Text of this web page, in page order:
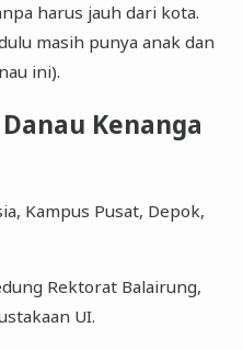
harus jauh dari kota.
masih punya anak dan
ini).
Kenanga
Kampus Pusat, Depok,
Rektorat Balairung,
UI.